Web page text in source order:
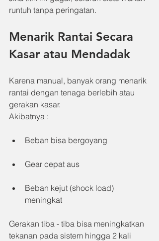
runtuh tanpa peringatan.
Menarik Rantai Secara
Kasar atau Mendadak
Karena manual, banyak orang menarik
rantai dengan tenaga berlebih atau
gerakan kasar.
Akibatnya :
Beban bisa bergoyang
Gear cepat aus
Beban kejut (shock load)
meningkat
Gerakan tiba - tiba bisa meningkatkan
tekanan pada sistem hingga 2 kali